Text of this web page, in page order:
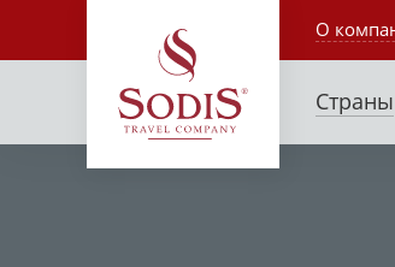
О
Страны